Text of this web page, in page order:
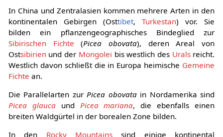
In China und Zentralasien kommen mehrere Arten in den
kontinentalen Gebirgen (Osttibet,Turkestan) vor. Sie
bilden ein pflanzengeographisches Bindeglied zur
Sibirischen Fichte (Picea obovata), deren Areal von
Ostsibirienund der Mongolei bis westlich des Uralsreicht.
Westlich davon schließt die in Europa heimische Gemeine
Fichte an.
Die Parallelarten zurPicea obovatain Nordamerika sind
Picea glaucaund Picea mariana, die ebenfalls einen
breiten Waldgürtel in der borealen Zone bilden.
In den Rocky Mountains sind einige kontinental